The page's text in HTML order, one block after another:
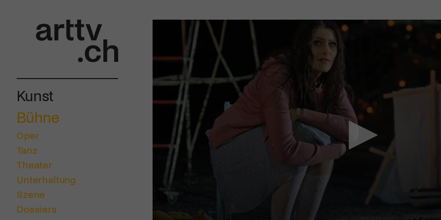
Kunst
Bühne
Oper
Tanz
Theater
Unterhaltung
Szene
Dossiers
Mach mit: «Be Part of the Art»!
Engagiere dich als Kulturliebhaber:in, Kulturschaffende(r) oder